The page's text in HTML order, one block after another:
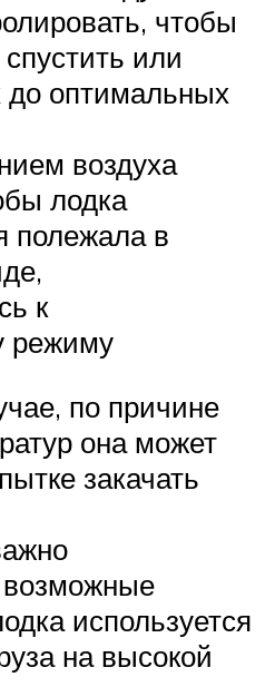
чтобы
или
до оптимальных
воздуха
лодка
полежала в
к
режиму
по причине
она может
закачать
возможные
используется
на высокой